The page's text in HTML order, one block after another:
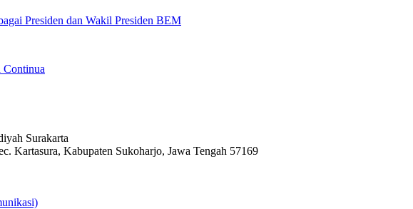
Presiden dan Wakil Presiden BEM
Continua
Surakarta
Kartasura, Kabupaten Sukoharjo, Jawa Tengah 57169